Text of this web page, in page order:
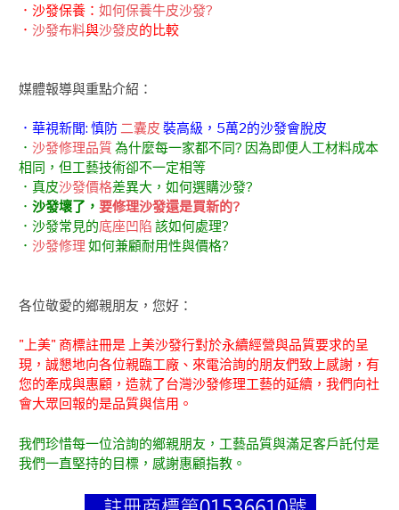
．沙發保養： 如何保養牛皮沙發?
． 沙發布料與沙發皮的比較
媒體報導與重點介紹：
．華視新聞: 慎防二囊皮 裝高級，5萬2的沙發會脫皮
． 沙發修理品質為什麼每一家都不同? 因為即便人工材料成本
相同，但工藝技術卻不一定相等
．真皮沙發價格差異大，如何選購沙發?
． 沙發壞了， 要修理沙發還是買新的?
．沙發常見的底座凹陷 該如何處理?
． 沙發修理 如何兼顧耐用性與價格?
各位敬愛的鄉親朋友，您好：
"上美" 商標註冊是 上美沙發行對於永續經營與品質要求的呈
現，誠懇地向各位親臨工廠、來電洽詢的朋友們致上感謝，有
您的牽成與惠顧，造就了台灣沙發修理工藝的延續，我們向社
會大眾回報的是品質與信用。
我們珍惜每一位洽詢的鄉親朋友，工藝品質與滿足客戶託付是
我們一直堅持的目標，感謝惠顧指教。